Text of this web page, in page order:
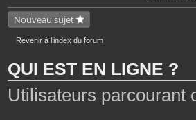
Nouveau sujet
Revenir à l’index du forum
QUI EST EN LIGNE ?
Utilisateurs parcourant